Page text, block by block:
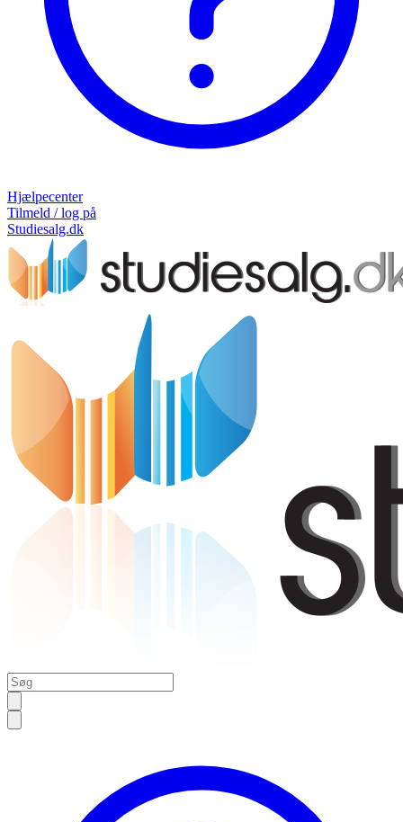
Hjælpecenter
Tilmeld / log på
Studiesalg.dk